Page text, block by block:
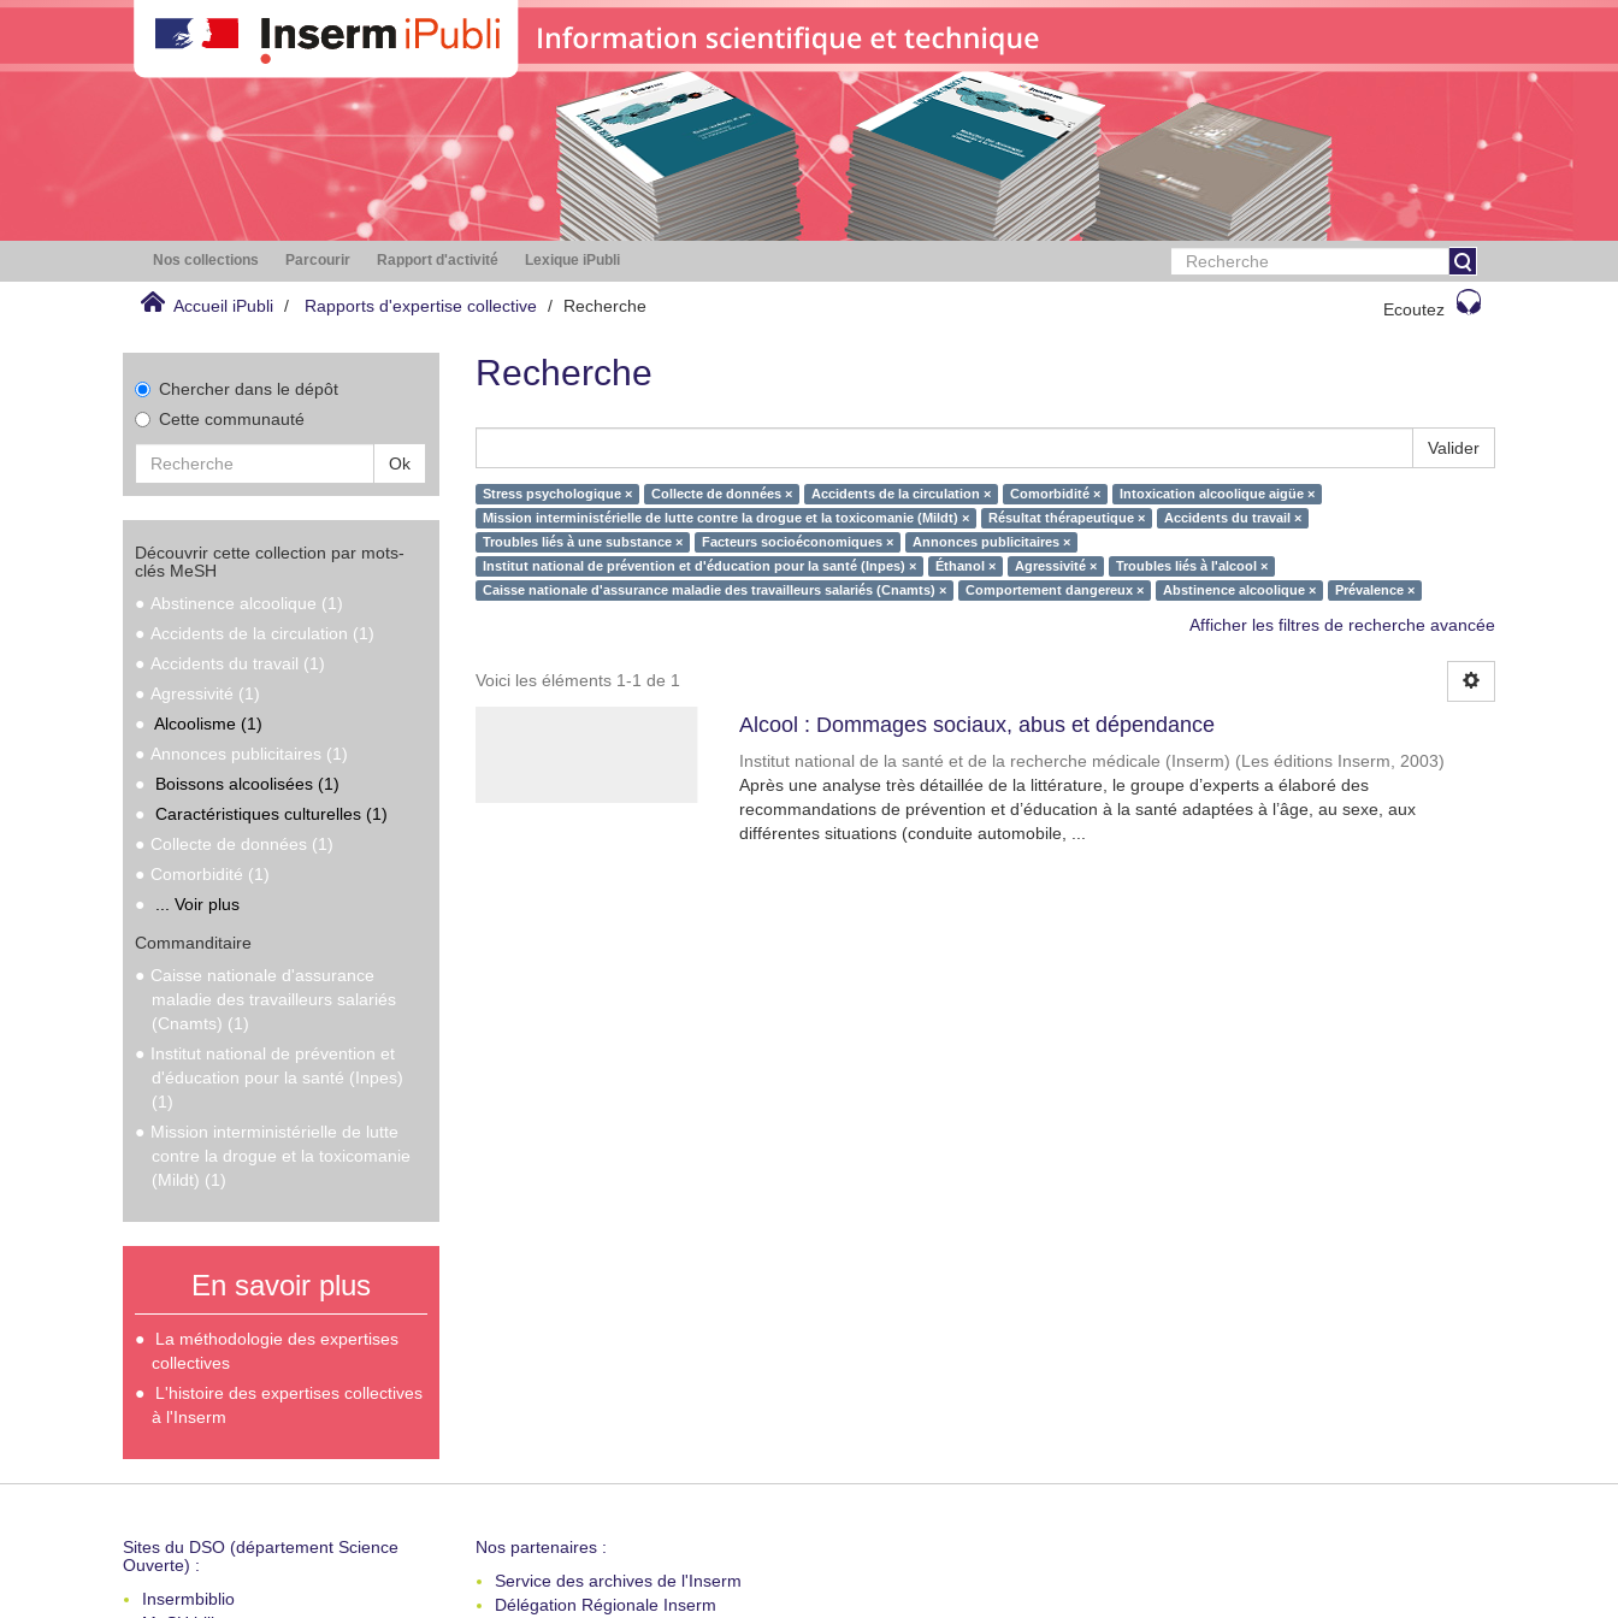
Nos collections Parcourir Rapport d'activité Lexique iPubli
Accueil iPubli Rapports d'expertise collective Recherche Ecoutez
Chercher dans le dépôt
Cette communauté
Ok
Découvrir cette collection par mots-
clés MeSH
Abstinence alcoolique (1)
Accidents de la circulation (1)
Accidents du travail (1)
Agressivité (1)
Alcoolisme (1)
Annonces publicitaires (1)
Boissons alcoolisées (1)
Caractéristiques culturelles (1)
Collecte de données (1)
Comorbidité (1)
... Voir plus
Commanditaire
Caisse nationale d'assurance
maladie des travailleurs salariés
(Cnamts) (1)
Institut national de prévention et
d'éducation pour la santé (Inpes)
(1)
Mission interministérielle de lutte
contre la drogue et la toxicomanie
(Mildt) (1)
En savoir plus
La méthodologie des expertises
collectives
L'histoire des expertises collectives
à l'Inserm
Recherche
Valider
Stress psychologique × Collecte de données × Accidents de la circulation × Comorbidité ×
Intoxication alcoolique aigüe ×
Mission interministérielle de lutte contre la drogue et la toxicomanie (Mildt) ×
Résultat thérapeutique ×
Accidents du travail ×
Troubles liés à une substance ×
Facteurs socioéconomiques ×
Annonces publicitaires ×
Institut national de prévention et d'éducation pour la santé (Inpes) ×
Éthanol × Agressivité ×
Troubles liés à l'alcool ×
Caisse nationale d'assurance maladie des travailleurs salariés (Cnamts) ×
Comportement dangereux × Abstinence alcoolique × Prévalence ×
Afficher les filtres de recherche avancée
Voici les éléments 1-1 de 1
Alcool : Dommages sociaux, abus et dépendance
Institut national de la santé et de la recherche médicale (Inserm) (Les éditions Inserm, 2003)
Après une analyse très détaillée de la littérature, le groupe d’experts a élaboré des
recommandations de prévention et d’éducation à la santé adaptées à l’âge, au sexe, aux
différentes situations (conduite automobile, ...
Sites du DSO (département Science
Ouverte) :
Insermbiblio
Nos partenaires :
Service des archives de l'Inserm
Délégation Régionale Inserm